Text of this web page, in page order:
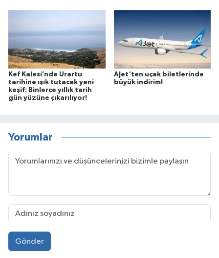
Kef Kalesi’nde Urartu
tarihine ışık tutacak yeni
keşif: Binlerce yıllık tarih
gün yüzüne çıkarılıyor!
AJet'ten uçak biletlerinde
büyük indirim!
Yorumlar
Gönder